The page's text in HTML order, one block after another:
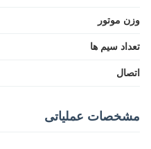
وزن موتور
تعداد سیم ها
اتصال
مشخصات عملیاتی